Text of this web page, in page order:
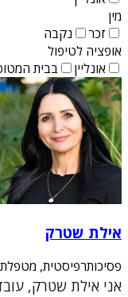
מין
זכר
נקבה
אופציה לטיפול
אונליין
בבית
אילת שטרק
פסיכותרפיסטית, מטפלת CBT
אני אילת שטרק,